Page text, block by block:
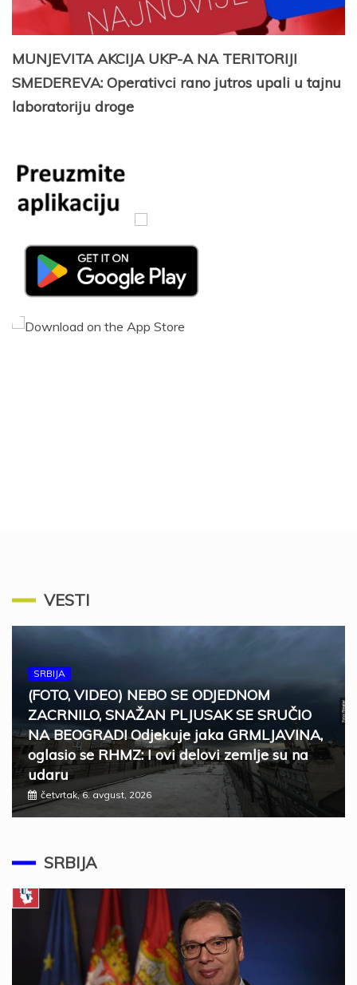
MUNJEVITA AKCIJA UKP-A NA TERITORIJI
SMEDEREVA: Operativci rano jutros upali u tajnu
laboratoriju droge
VESTI
SRBIJA
(FOTO, VIDEO) NEBO SE ODJEDNOM
ZACRNILO, SNAŽAN PLJUSAK SE SRUČIO
NA BEOGRAD! Odjekuje jaka GRMLJAVINA,
oglasio se RHMZ: I ovi delovi zemlje su na
udaru
četvrtak, 6. avgust, 2026
SRBIJA